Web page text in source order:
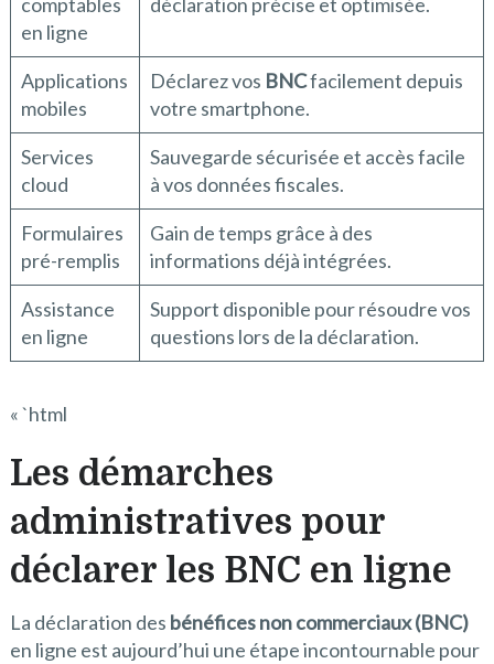
en ligne
Applications
mobiles
Déclarez vos BNCfacilement depuis
votre smartphone.
Services
cloud
Sauvegarde sécurisée et accès facile
à vos données fiscales.
Formulaires
pré-remplis
Gain de temps grâce à des
informations déjà intégrées.
Assistance
en ligne
Support disponible pour résoudre vos
questions lors de la déclaration.
« `html
Les démarches
administratives pour
déclarer les BNC en ligne
La déclaration des bénéfices non commerciaux (BNC)
en ligne est aujourd’hui une étape incontournable pour